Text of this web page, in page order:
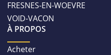
FRESNES-EN-WOEVRE
VOID-VACON
À PROPOS
Acheter